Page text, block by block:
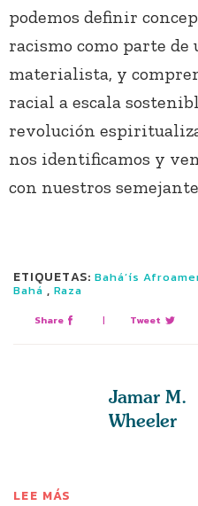
podemos definir
racismo como parte de
materialista, y
racial a escala
revolución
nos identificamos y
con nuestros
ETIQUETAS: Bahá’ís
Bahá ,Raza
Share | Tweet
Jamar M.
Wheeler
LEE MÁS